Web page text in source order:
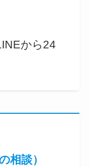
から24
相談）